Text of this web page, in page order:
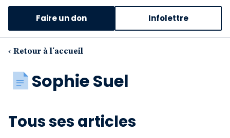
Notre critique des médias
Nos propositions
Notre revue
Faire un don Infolettre
‹ Retour à l'accueil
Sophie Suel
Tous ses articles